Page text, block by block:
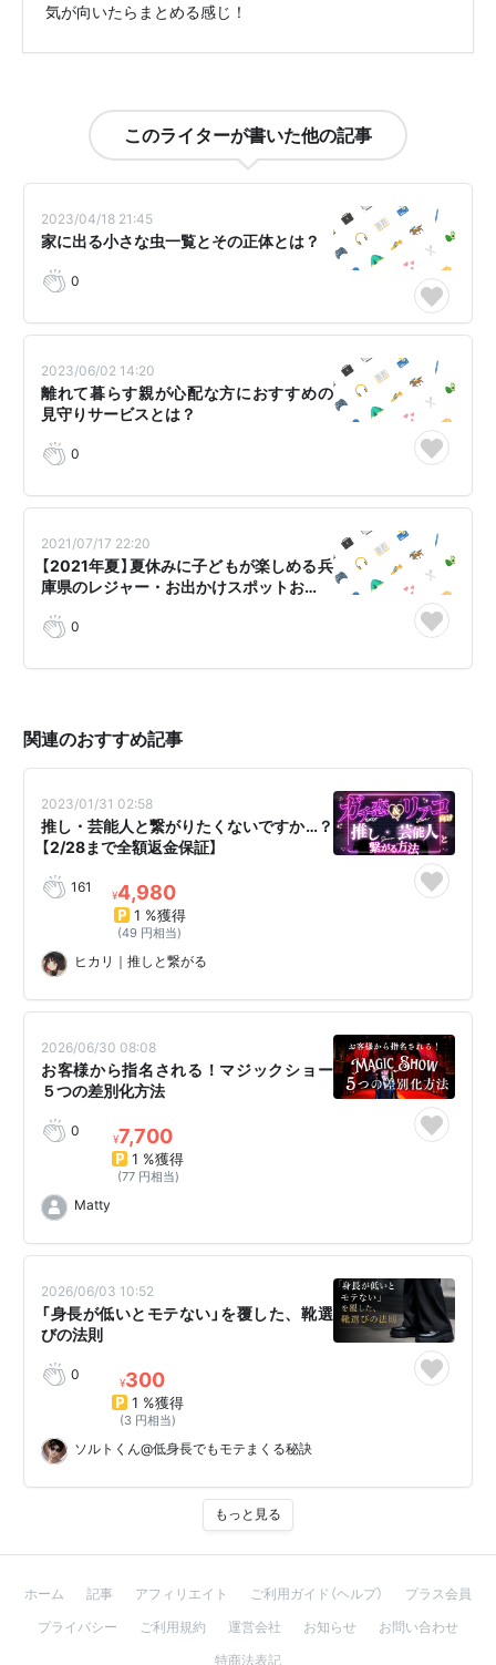
気が向いたらまとめる感じ！
このライターが書いた他の記事
2023/04/18 21:45
家に出る小さな虫一覧とその正体とは？
0
2023/06/02 14:20
離れて暮らす親が心配な方におすすめの
見守りサービスとは？
0
2021/07/17 22:20
【2021年夏】夏休みに子どもが楽しめる兵
庫県のレジャー・お出かけスポットお…
0
関連のおすすめ記事
2023/01/31 02:58
推し・芸能人と繋がりたくないですか…？
【2/28まで全額返金保証】
161 ¥4,980
1 %獲得
(49 円相当)
ヒカリ｜推しと繋がる
2026/06/30 08:08
お客様から指名される！マジックショー
５つの差別化方法
0 ¥7,700
1 %獲得
(77 円相当)
Matty
2026/06/03 10:52
「身長が低いとモテない」を覆した、靴選
びの法則
0 ¥300
1 %獲得
(3 円相当)
ソルトくん@低身長でもモテまくる秘訣
もっと見る
ホーム 記事 アフィリエイト ご利用ガイド（ヘルプ）
プラス会員
プライバシー
ご利用規約 運営会社 お知らせ
お問い合わせ
特商法表記